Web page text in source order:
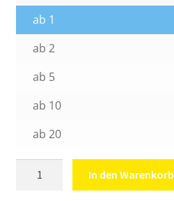
ab 1
ab 2
ab 5
ab 10
ab 20
In den Warenkorb